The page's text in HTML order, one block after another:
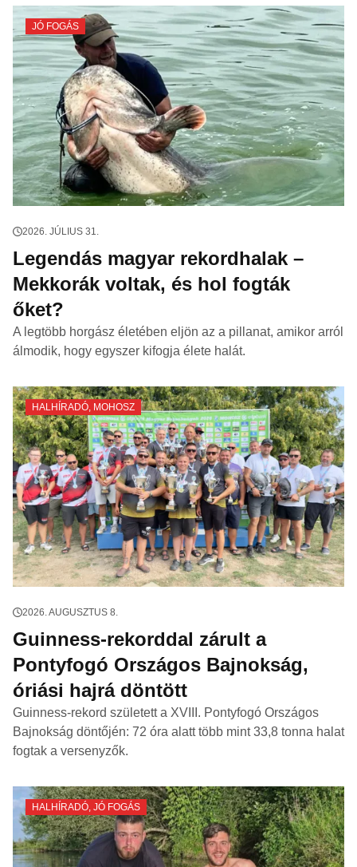
JÓ FOGÁS
2026. JÚLIUS 31.
Legendás magyar rekordhalak –
Mekkorák voltak, és hol fogták
őket?
A legtöbb horgász életében eljön az a pillanat, amikor arról
álmodik, hogy egyszer kifogja élete halát.
HALHÍRADÓ, MOHOSZ
2026. AUGUSZTUS 8.
Guinness-rekorddal zárult a
Pontyfogó Országos Bajnokság,
óriási hajrá döntött
Guinness-rekord született a XVIII. Pontyfogó Országos
Bajnokság döntőjén: 72 óra alatt több mint 33,8 tonna halat
fogtak a versenyzők.
HALHÍRADÓ, JÓ FOGÁS